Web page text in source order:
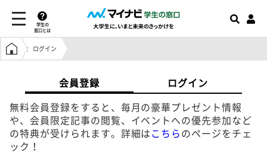
学生の
窓口とは
学生の窓口トップ
ログイン
会員登録 ログイン
無料会員登録をすると、毎月の豪華プレゼント情報
や、会員限定記事の閲覧、イベントへの優先参加など
の特典が受けられます。詳細は こちら のページをチェ
ック！